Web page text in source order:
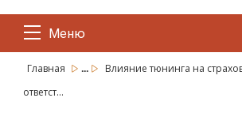
Меню
Главная ...
Влияние тюнинга на
ответст...